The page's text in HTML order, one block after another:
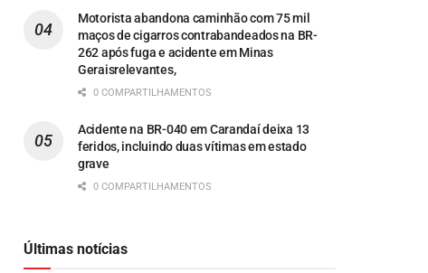
Motorista abandona caminhão com 75 mil
maços de cigarros contrabandeados na BR-
262 após fuga e acidente em Minas
Geraisrelevantes,
0 COMPARTILHAMENTOS
Acidente na BR-040 em Carandaí deixa 13
feridos, incluindo duas vítimas em estado
grave
0 COMPARTILHAMENTOS
Últimas notícias